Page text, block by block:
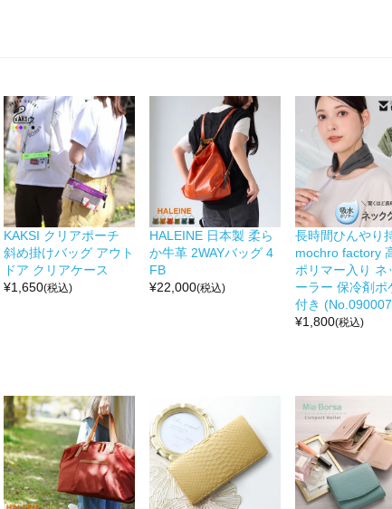
KAKSI クリアポーチ
斜め掛けバッグ アウト
ドア クリアケース
¥1,650(税込)
HALEINE 日本製 柔ら
か牛革 2WAYバッグ 4
FB
¥22,000(税込)
長時間ひんやり
mochro factory
ポリマー入り ネ
ーラー 保冷剤ポ
付き
¥1,800(税込)